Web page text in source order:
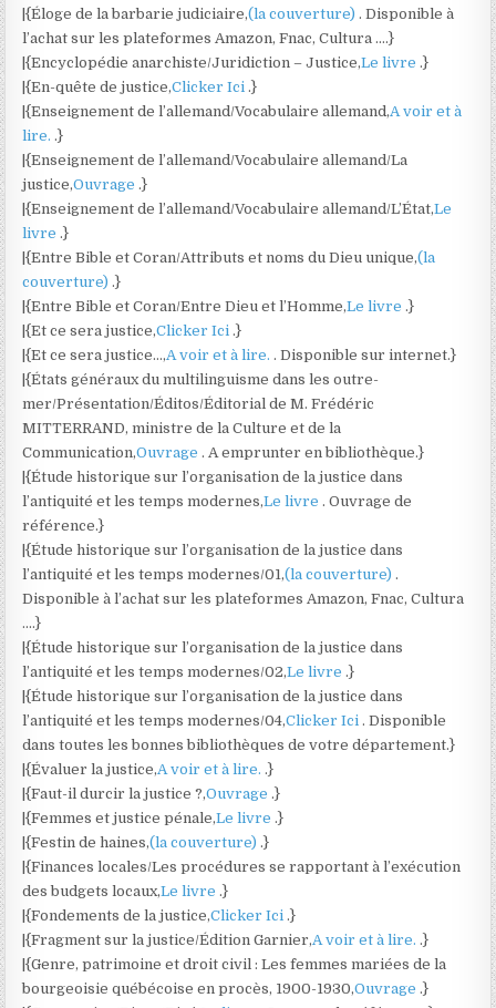
|{Éloge de la barbarie judiciaire,(la couverture). Disponible à
l’achat sur les plateformes Amazon, Fnac, Cultura ….}
|{Encyclopédie anarchiste/Juridiction – Justice,Le livre.}
|{En-quête de justice,Clicker Ici.}
|{Enseignement de l’allemand/Vocabulaire allemand,A voir et à
lire..}
|{Enseignement de l’allemand/Vocabulaire allemand/La
justice,Ouvrage.}
|{Enseignement de l’allemand/Vocabulaire allemand/L’État,Le
livre.}
|{Entre Bible et Coran/Attributs et noms du Dieu unique,(la
couverture).}
|{Entre Bible et Coran/Entre Dieu et l’Homme,Le livre.}
|{Et ce sera justice,Clicker Ici.}
|{Et ce sera justice…,A voir et à lire.. Disponible sur internet.}
|{États généraux du multilinguisme dans les outre-
mer/Présentation/Éditos/Éditorial de M. Frédéric
MITTERRAND, ministre de la Culture et de la
Communication,Ouvrage. A emprunter en bibliothèque.}
|{Étude historique sur l’organisation de la justice dans
l’antiquité et les temps modernes,Le livre. Ouvrage de
référence.}
|{Étude historique sur l’organisation de la justice dans
l’antiquité et les temps modernes/01,(la couverture).
Disponible à l’achat sur les plateformes Amazon, Fnac, Cultura
….}
|{Étude historique sur l’organisation de la justice dans
l’antiquité et les temps modernes/02,Le livre.}
|{Étude historique sur l’organisation de la justice dans
l’antiquité et les temps modernes/04,Clicker Ici. Disponible
dans toutes les bonnes bibliothèques de votre département.}
|{Évaluer la justice,A voir et à lire..}
|{Faut-il durcir la justice ?,Ouvrage.}
|{Femmes et justice pénale,Le livre.}
|{Festin de haines,(la couverture).}
|{Finances locales/Les procédures se rapportant à l’exécution
des budgets locaux,Le livre.}
|{Fondements de la justice,Clicker Ici.}
|{Fragment sur la justice/Édition Garnier,A voir et à lire..}
|{Genre, patrimoine et droit civil : Les femmes mariées de la
bourgeoisie québécoise en procès, 1900-1930,Ouvrage.}